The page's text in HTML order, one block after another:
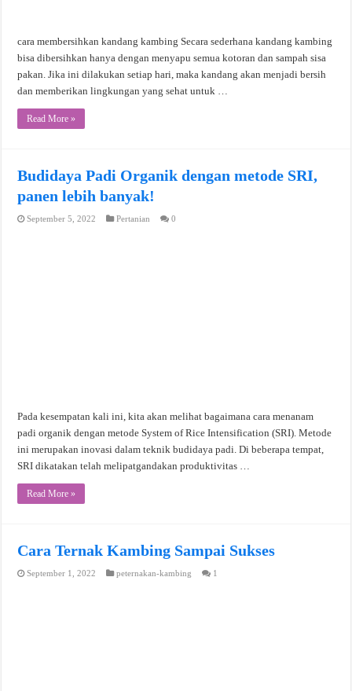
cara membersihkan kandang kambing Secara sederhana kandang kambing
bisa dibersihkan hanya dengan menyapu semua kotoran dan sampah sisa
pakan. Jika ini dilakukan setiap hari, maka kandang akan menjadi bersih
dan memberikan lingkungan yang sehat untuk …
Read More »
Budidaya Padi Organik dengan metode SRI,
panen lebih banyak!
September 5, 2022 Pertanian 0
Pada kesempatan kali ini, kita akan melihat bagaimana cara menanam
padi organik dengan metode System of Rice Intensification (SRI). Metode
ini merupakan inovasi dalam teknik budidaya padi. Di beberapa tempat,
SRI dikatakan telah melipatgandakan produktivitas …
Read More »
Cara Ternak Kambing Sampai Sukses
September 1, 2022 peternakan-kambing 1